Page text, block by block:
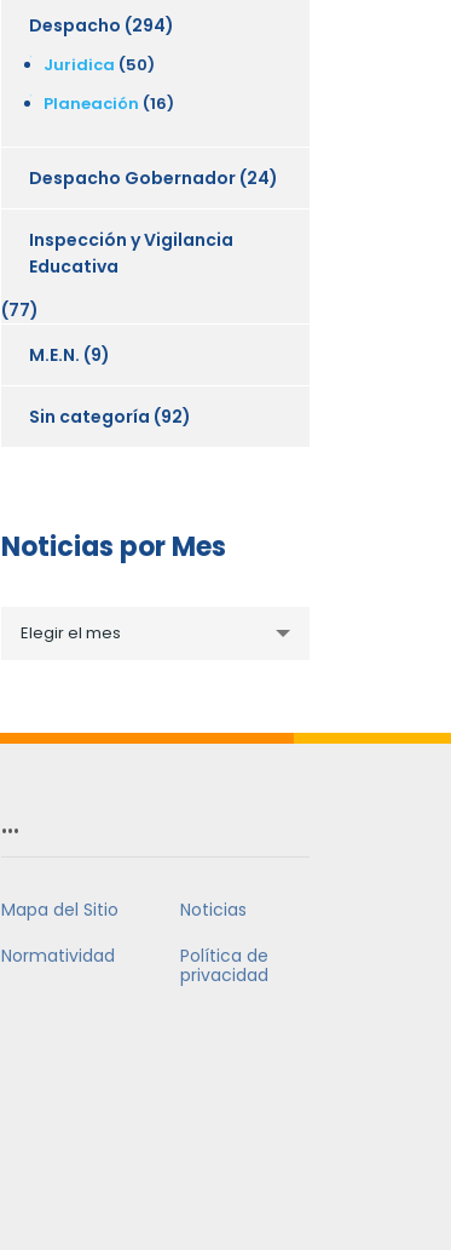
Despacho (294)
Juridica (50)
Planeación (16)
Despacho Gobernador (24)
Inspección y Vigilancia
Educativa
(77)
M.E.N. (9)
Sin categoría (92)
Noticias por Mes
porElegir el mes
…
Mapa del Sitio
Noticias
Normatividad
Política de
privacidad